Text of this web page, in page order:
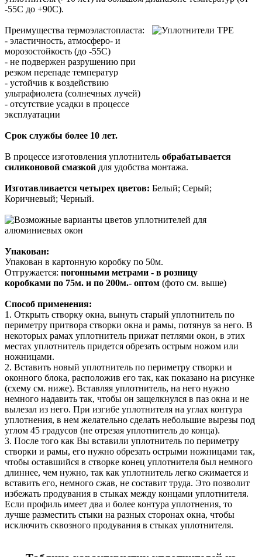
-55С до +90С).
Преимущества термоэластопласта:
- эластичность, атмосферо- и
морозостойкость (до -55С)
- не подвержен разрушению при
резком перепаде температур
- устойчив к воздействию
ультрафиолета (солнечных лучей)
- отсутствие усадки в процессе
эксплуатации
Срок службы более 10 лет.
В процессе изготовления уплотнитель обрабатывается
силиконовой смазкой для удобства монтажа.
Изготавливается четырех цветов: Белый; Серый;
Коричневый; Черный.
Упакован:
Упакован в картонную коробку по 50м.
Отгружается: погонными метрами - в розницу
коробками по 75м. и по 200м.- оптом (фото см. выше)
Способ применения:
1. Открыть створку окна, вынуть старый уплотнитель по
периметру притвора створки окна и рамы, потянув за него. В
некоторых рамах уплотнитель прижат петлями окон, в этих
местах уплотнитель придется обрезать острым ножом или
ножницами.
2. Вставить новый уплотнитель по периметру створки и
оконного блока, расположив его так, как показано на рисунке
(схему см. ниже). Вставляя уплотнитель, на него нужно
немного надавить так, чтобы он защелкнулся в паз окна и не
вылезал из него. При изгибе уплотнителя на углах контура
уплотнения, в нем желательно сделать небольшие вырезы под
углом 45 градусов (не отрезая уплотнитель до конца).
3. После того как Вы вставили уплотнитель по периметру
створки и рамы, его нужно обрезать острыми ножницами так,
чтобы оставшийся в створке конец уплотнителя был немного
длиннее, чем нужно, так как уплотнитель легко сжимается и
вставить его, немного сжав, не составит труда. Это позволит
избежать продувания в стыках между концами уплотнителя.
Если профиль имеет два и более контура уплотнения, то
лучше разместить стыки на разных сторонах окна, чтобы
исключить сквозного продувания в стыках уплотнителя.